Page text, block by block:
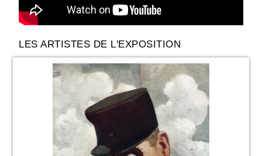
LES ARTISTES DE L'EXPOSITION